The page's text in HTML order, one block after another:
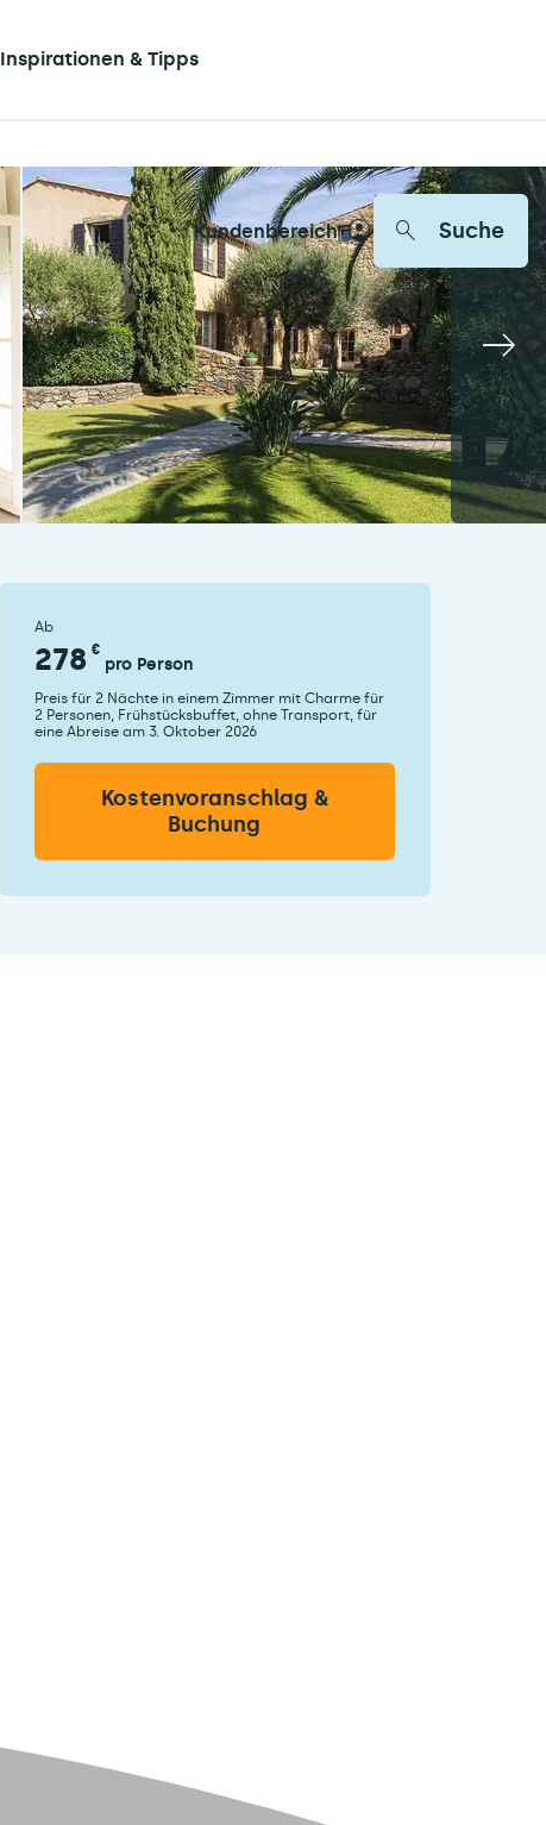
Inspirationen & Tipps
Kundenbereich Suche
Ab
278 €
pro Person
Preis für 2 Nächte in einem Zimmer mit Charme für
2 Personen, Frühstücksbuffet, ohne Transport, für
eine Abreise am 3. Oktober 2026
Kostenvoranschlag &
Buchung